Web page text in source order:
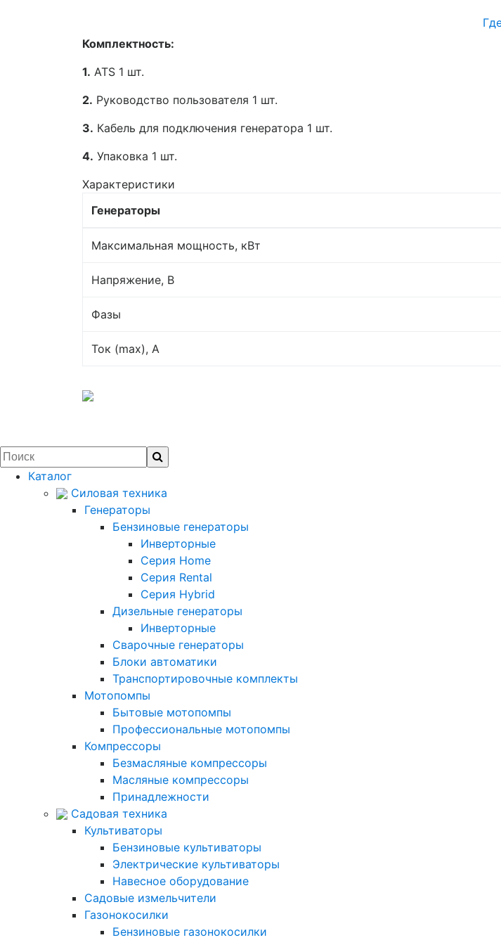
Комплектность:
1. ATS 1 шт.
2. Руководство пользователя 1 шт.
3. Кабель для подключения генератора 1 шт.
4. Упаковка 1 шт.
Характеристики
Генераторы
Максимальная мощность, кВт
Напряжение, В
Фазы
Ток (max), A
Каталог
Силовая техника
Генераторы
Бензиновые генераторы
Инверторные
Серия Home
Серия Rental
Серия Hybrid
Дизельные генераторы
Инверторные
Сварочные генераторы
Блоки автоматики
Транспортировочные комплекты
Мотопомпы
Бытовые мотопомпы
Профессиональные мотопомпы
Компрессоры
Безмасляные компрессоры
Масляные компрессоры
Принадлежности
Садовая техника
Культиваторы
Бензиновые культиваторы
Электрические культиваторы
Навесное оборудование
Садовые измельчители
Газонокосилки
Бензиновые газонокосилки